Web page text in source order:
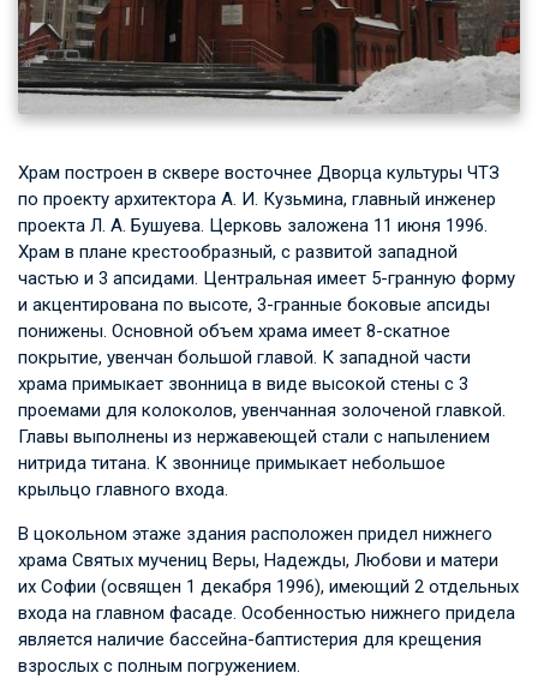
Храм построен в сквере восточнее Дворца культуры ЧТЗ
по проекту архитектора А. И. Кузьмина, главный инженер
проекта Л. А. Бушуева. Церковь заложена 11 июня 1996.
Храм в плане крестообразный, с развитой западной
частью и 3 апсидами. Центральная имеет 5-гранную форму
и акцентирована по высоте, 3-гранные боковые апсиды
понижены. Основной объем храма имеет 8-скатное
покрытие, увенчан большой главой. К западной части
храма примыкает звонница в виде высокой стены с 3
проемами для колоколов, увенчанная золоченой главкой.
Главы выполнены из нержавеющей стали с напылением
нитрида титана. К звоннице примыкает небольшое
крыльцо главного входа.
В цокольном этаже здания расположен придел нижнего
храма Святых мучениц Веры, Надежды, Любови и матери
их Софии (освящен 1 декабря 1996), имеющий 2 отдельных
входа на главном фасаде. Особенностью нижнего придела
является наличие бассейна-баптистерия для крещения
взрослых с полным погружением.